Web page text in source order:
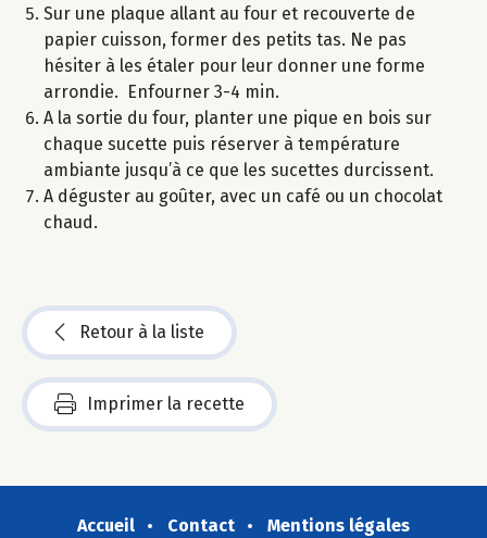
Sur une plaque allant au four et recouverte de
papier cuisson, former des petits tas. Ne pas
hésiter à les étaler pour leur donner une forme
arrondie. Enfourner 3-4 min.
A la sortie du four, planter une pique en bois sur
chaque sucette puis réserver à température
ambiante jusqu’à ce que les sucettes durcissent.
A déguster au goûter, avec un café ou un chocolat
chaud.
Retour à la liste
Imprimer la recette
Accueil Contact
Mentions légales